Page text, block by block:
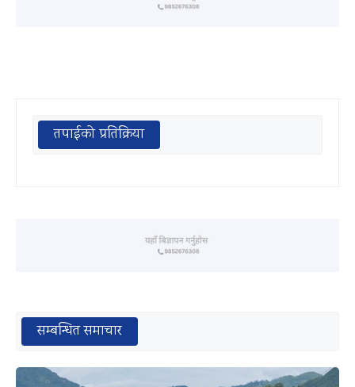
तपाईको प्रतिक्रिया
सम्बन्धित समाचार